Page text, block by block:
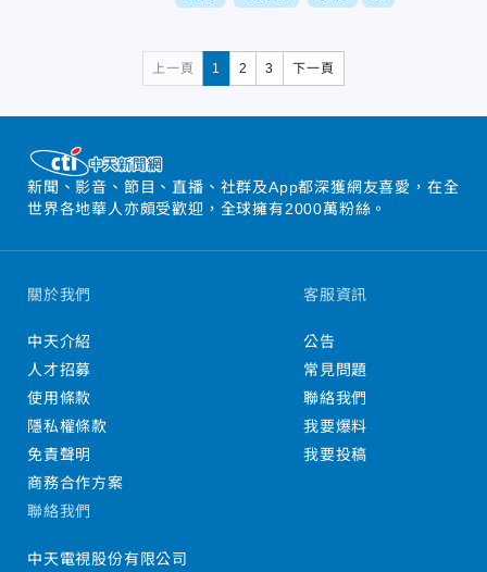
上一頁 1 2 3 下一頁
新聞、影音、節目、直播、社群及App都深獲網友喜愛，在全
世界各地華人亦頗受歡迎，全球擁有2000萬粉絲。
關於我們
中天介紹
人才招募
使用條款
隱私權條款
免責聲明
商務合作方案
客服資訊
公告
常見問題
聯絡我們
我要爆料
我要投稿
聯絡我們
中天電視股份有限公司